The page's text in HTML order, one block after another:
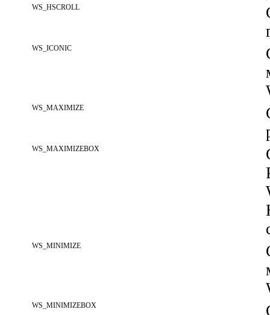
WS_HSCROLL
WS_ICONIC
WS_MAXIMIZE
WS_MAXIMIZEBOX
WS_MINIMIZE
WS_MINIMIZEBOX